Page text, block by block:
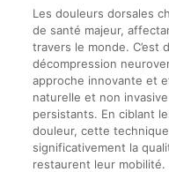
Les douleurs dorsales
de santé majeur,
travers le monde. C’est
décompression
approche innovante et
naturelle et non
persistants. En ciblant
douleur, cette technique
significativement la
restaurent leur mobilité.